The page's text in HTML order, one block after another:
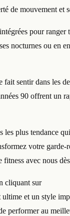
de mouvement et
pour ranger
nocturnes ou en
fait sentir dans les
90 offrent un
plus tendance
votre garde-
avec nous
cliquant sur
et un style
performer au